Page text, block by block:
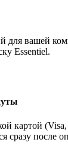
для вашей
Essentiel.
картой
сразу после